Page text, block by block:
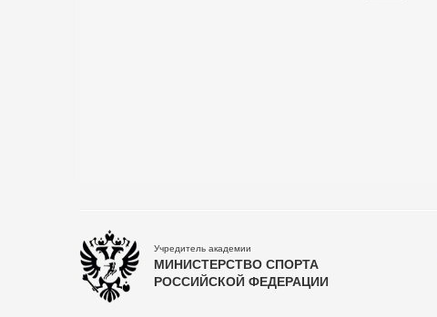
Учредитель академии
МИНИСТЕРСТВО СПОРТА
РОССИЙСКОЙ ФЕДЕРАЦИИ